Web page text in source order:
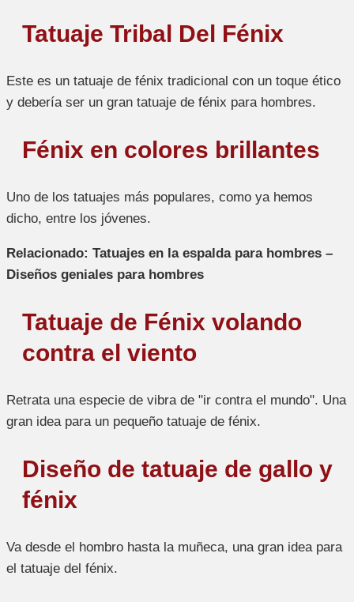
Tatuaje Tribal Del Fénix
Este es un tatuaje de fénix tradicional con un toque ético
y debería ser un gran tatuaje de fénix para hombres.
Fénix en colores brillantes
Uno de los tatuajes más populares, como ya hemos
dicho, entre los jóvenes.
Relacionado: Tatuajes en la espalda para hombres –
Diseños geniales para hombres
Tatuaje de Fénix volando
contra el viento
Retrata una especie de vibra de "ir contra el mundo". Una
gran idea para un pequeño tatuaje de fénix.
Diseño de tatuaje de gallo y
fénix
Va desde el hombro hasta la muñeca, una gran idea para
el tatuaje del fénix.